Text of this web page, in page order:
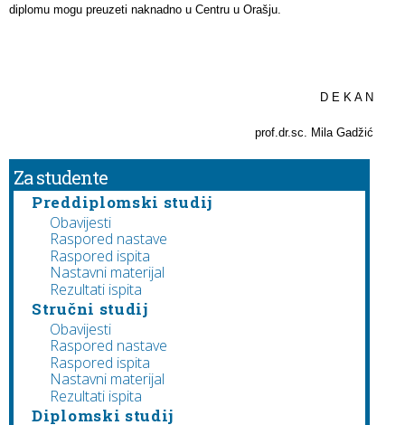
diplomu mogu preuzeti naknadno u Centru u Orašju.
D E K A N
prof.dr.sc. Mila Gadžić
Za studente
Preddiplomski studij
Obavijesti
Raspored nastave
Raspored ispita
Nastavni materijal
Rezultati ispita
Stručni studij
Obavijesti
Raspored nastave
Raspored ispita
Nastavni materijal
Rezultati ispita
Diplomski studij